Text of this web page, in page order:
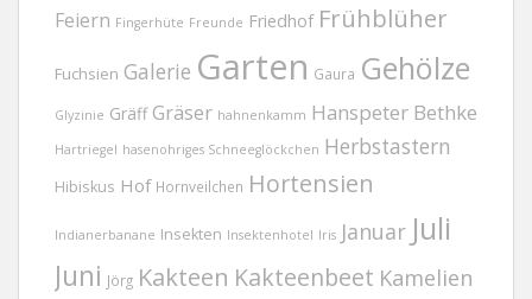
Feiern Fingerhüte Freunde Friedhof Frühblüher
Fuchsien Galerie Garten Gaura Gehölze
Glyzinie Gräff Gräser hahnenkamm Hanspeter Bethke
Hartriegel hasenohriges Schneeglöckchen Herbstastern
Hibiskus Hof Hornveilchen Hortensien
Indianerbanane Insekten Insektenhotel Iris Januar Juli
Juni Jörg Kakteen Kakteenbeet Kamelien